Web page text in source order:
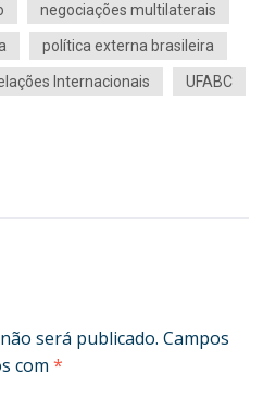
negociações multilaterais
política externa brasileira
Internacionais UFABC
será publicado. Campos
com*